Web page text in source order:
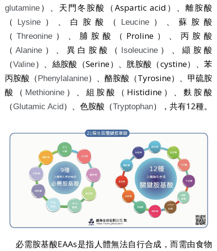
glutamine ）、天門冬胺酸（Aspartic acid）、離胺酸
（
Lysine ）、白胺酸（ Leucine）、蘇胺酸
（Threonine ）、脯胺酸（Proline）、丙胺酸
（Alanine ）、異白胺酸（ Isoleucine）、纈胺酸
（Valine）、絲胺酸（Serine）、胱胺酸（cystine）、苯
丙胺酸（Phenylalanine）、酪胺酸（Tyrosine）、甲硫胺
酸（ Methionine）、組胺酸（Histidine）、麩胺酸
（Glutamic Acid）、色胺酸（Tryptophan），共有12種。
必需胺基酸EAAs是指人體無法自行合成，而需由食物